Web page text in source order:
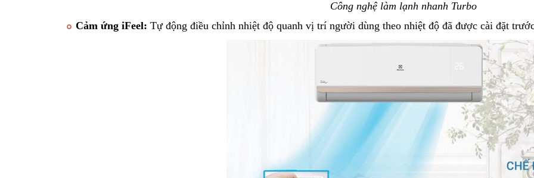
Công nghệ làm lạnh nhanh Turbo
Cảm ứng iFeel: Tự động điều chỉnh nhiệt độ quanh vị trí người dùng theo nhiệt độ đã được cài đặt